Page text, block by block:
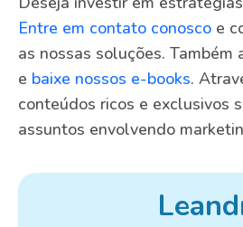
Entre em contato conosco e
as nossas soluções. Também
e baixe nossos e-books.
conteúdos ricos e exclusivos
assuntos envolvendo